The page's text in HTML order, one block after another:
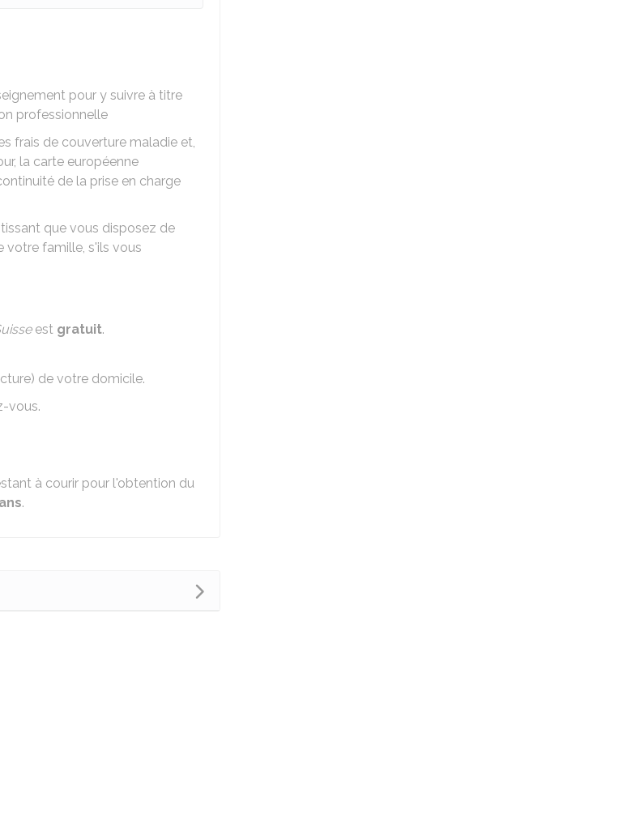
pour y suivre à titre
professionnelle
frais de couverture maladie et,
la carte européenne
de la prise en charge
que vous disposez de
votre famille, s'ils vous
est gratuit.
de votre domicile.
vous.
à courir pour l'obtention du
.